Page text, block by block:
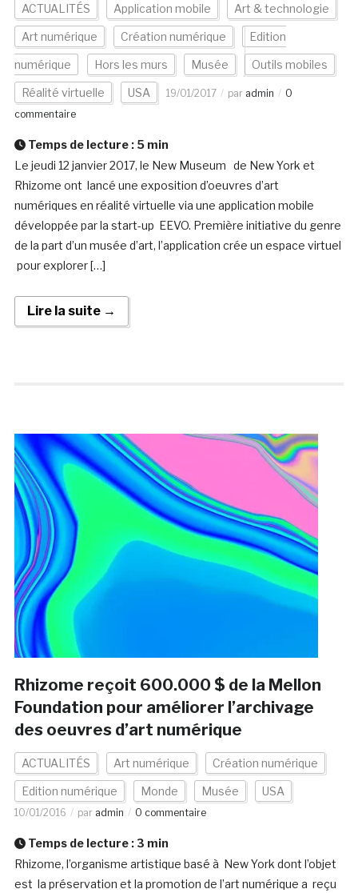
ACTUALITÉS Application mobile Art & technologie
Art numérique Création numérique Edition
numérique Hors les murs Musée Outils mobiles
Réalité virtuelle USA 19/01/2017 par admin
0
commentaire
Temps de lecture : 5 min
Le jeudi 12 janvier 2017, le New Museum de New York et
Rhizome ont lancé une exposition d’oeuvres d’art
numériques en réalité virtuelle via une application mobile
développée par la start-up EEVO. Première initiative du genre
de la part d’un musée d’art, l’application crée un espace virtuel
pour explorer […]
Lire la suite →
Rhizome reçoit 600.000 $ de la Mellon
Foundation pour améliorer l’archivage
des oeuvres d’art numérique
ACTUALITÉS Art numérique Création numérique
Edition numérique Monde Musée USA
10/01/2016 par admin 0 commentaire
Temps de lecture : 3 min
Rhizome, l’organisme artistique basé à New York dont l’objet
est la préservation et la promotion de l’art numérique a reçu